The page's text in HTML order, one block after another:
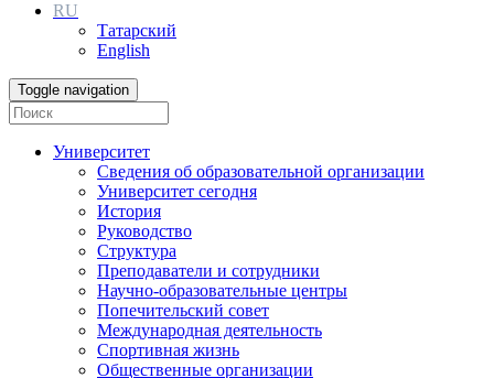
RU
Татарский
English
Toggle navigation
Университет
Сведения об образовательной организации
Университет сегодня
История
Руководство
Структура
Преподаватели и сотрудники
Научно-образовательные центры
Попечительский совет
Международная деятельность
Спортивная жизнь
Общественные организации